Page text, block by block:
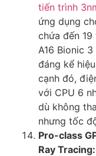
tiến trình
ứng dụng
chứa đến
A16 Bionic
đáng kể
cạnh đó,
với CPU 6
dù không
nhưng tốc
Pro-class
Ray Tracing: